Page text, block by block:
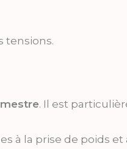
tensions.
. Il est
à la prise de poids